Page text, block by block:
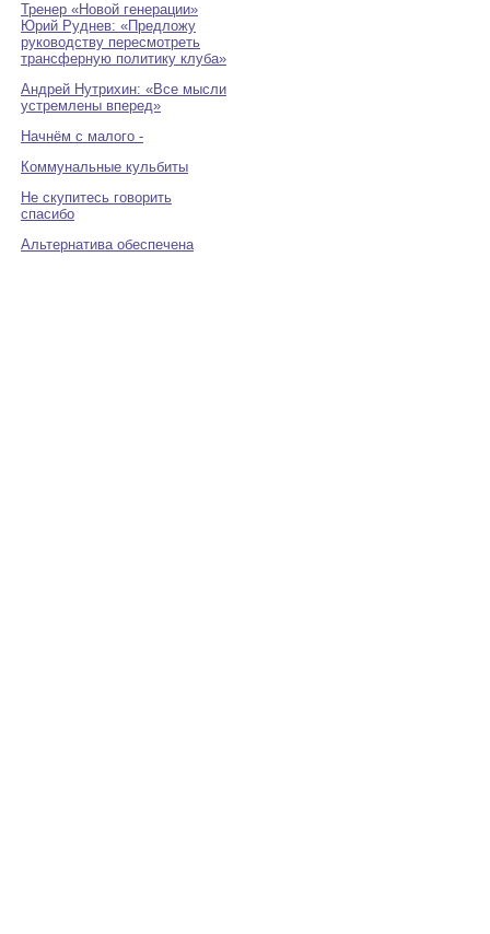
Тренер «Новой генерации»
Юрий Руднев: «Предложу
руководству пересмотреть
трансферную политику клуба»
Андрей Нутрихин: «Все мысли
устремлены вперед»
Начнём с малого -
Коммунальные кульбиты
Не скупитесь говорить
спасибо
Альтернатива обеспечена